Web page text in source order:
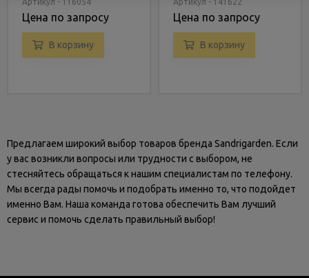
Цена по запросу
В корзину
Цена по запросу
В корзину
Предлагаем широкий выбор товаров бренда Sandrigarden. Если
у вас возникли вопросы или трудности с выбором, не
стесняйтесь обращаться к нашим специалистам по телефону.
Мы всегда рады помочь и подобрать именно то, что подойдет
именно Вам. Наша команда готова обеспечить Вам лучший
сервис и помочь сделать правильный выбор!